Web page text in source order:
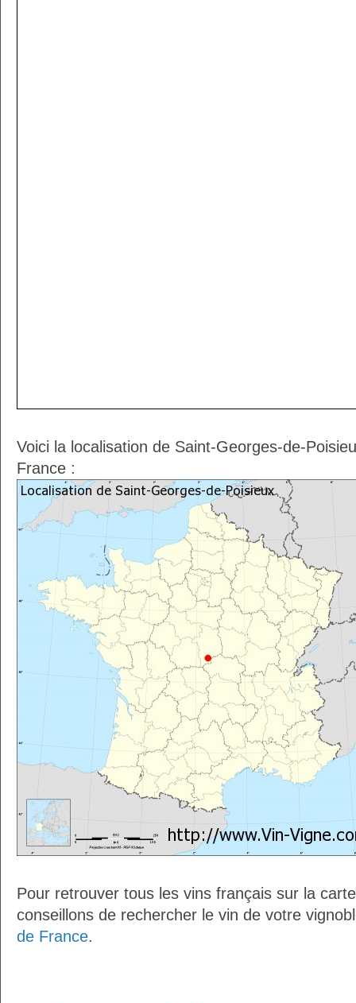
Voici la localisation de Saint-Georges-de-
France :
Pour retrouver tous les vins français sur la
conseillons de rechercher le vin de votre
de France.